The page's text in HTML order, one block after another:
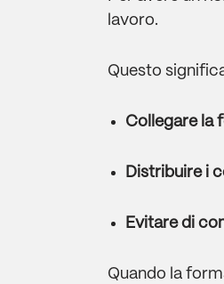
lavoro.
Questo
Collegare la
Distribuire i
Evitare di
Quando la